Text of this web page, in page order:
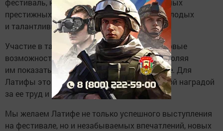
престижных музыкальных событий для молодых
и талантливых участников.
Участие в таком мероприятии открывает новые
возможности для юных исполнителей, позволяя
им показать свои таланты широкой публике. Для
Латифы это приглашение стало заслуженной наградой
за ее труд и талант в области музыки.
Мы желаем Латифе не только успешного выступления
на фестивале, но и незабываемых впечатлений, новых